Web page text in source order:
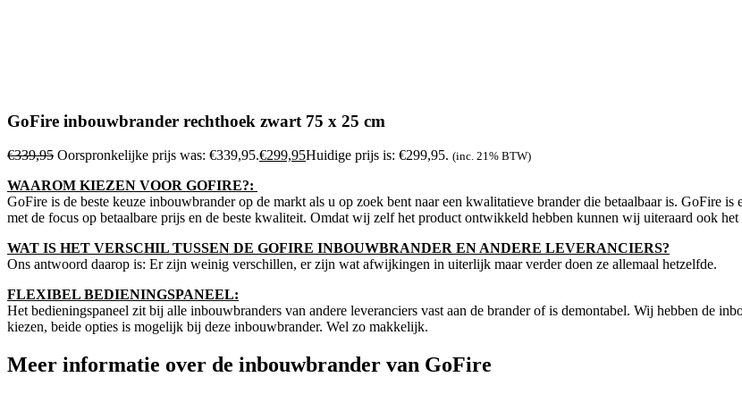
GoFire inbouwbrander rechthoek zwart 75 x 25 cm
€339,95 Oorspronkelijke prijs was: €339,95.€299,95Huidige prijs is: €299,95. (inc. 21% BTW)
WAAROM KIEZEN VOOR GOFIRE?:
GoFire is de beste keuze inbouwbrander op de markt als u op zoek bent naar een kwalitatieve brander die betaalbaar is. GoFire
met de focus op betaalbare prijs en de beste kwaliteit. Omdat wij zelf het product ontwikkeld hebben kunnen wij uiteraard ook
WAT IS HET VERSCHIL TUSSEN DE GOFIRE INBOUWBRANDER EN ANDERE LEVERANCIERS?
Ons antwoord daarop is: Er zijn weinig verschillen, er zijn wat afwijkingen in uiterlijk maar verder doen ze allemaal hetzelfde.
FLEXIBEL BEDIENINGSPANEEL:
Het bedieningspaneel zit bij alle inbouwbranders van andere leveranciers vast aan de brander of is demontabel. Wij hebben de
kiezen, beide opties is mogelijk bij deze inbouwbrander. Wel zo makkelijk.
Meer informatie over de inbouwbrander van GoFire